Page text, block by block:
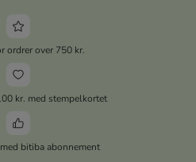
ordrer over 750 kr.
kr. med stempelkortet
bitiba abonnement